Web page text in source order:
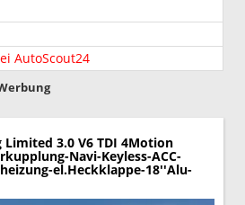
AutoScout24
Limited 3.0 V6 TDI 4Motion
Navi-Keyless-ACC-
el.Heckklappe-18''Alu-